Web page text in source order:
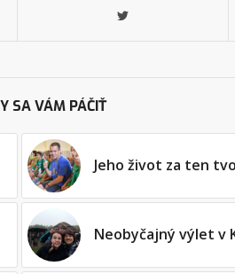
SA VÁM PÁČIŤ
Jeho život za ten
Neobyčajný výlet v